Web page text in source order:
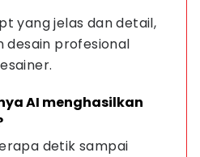
yang jelas dan detail,
desain profesional
AI menghasilkan
detik sampai